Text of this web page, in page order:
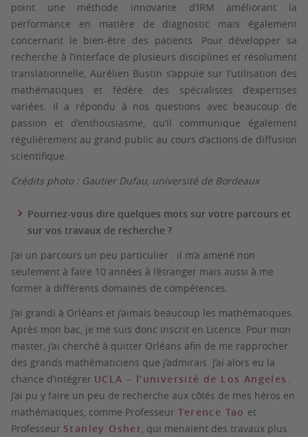
point une méthode innovante d’IRM améliorant la
performance en matière de diagnostic mais également
concernant le bien-être des patients. Pour développer sa
recherche à l’interface de plusieurs disciplines et résolument
translationnelle, Aurélien Bustin s’appuie sur l’utilisation des
mathématiques et fédère des spécialistes d’expertises
variées. Il a répondu à nos questions avec beaucoup de
passion et d’enthousiasme, qu’il communique également
régulièrement au grand public au cours d’actions de diffusion
scientifique.
Crédits photo : Gautier Dufau, université de Bordeaux
Pourriez-vous dire quelques mots sur votre parcours et
sur vos travaux de recherche ?
J’ai un parcours un peu particulier : il m’a amené non
seulement à faire 10 années à l’étranger mais aussi à me
former à différents domaines de compétences.
J’ai grandi à Orléans et j’aimais beaucoup les mathématiques.
Après mon bac, je me suis donc inscrit en Licence. Pour mon
master, j’ai cherché à quitter Orléans afin de me rapprocher
des grands mathématiciens que j’admirais. J’ai alors eu la
chance d’intégrer UCLA – l’université de Los Angeles .
J’ai pu y faire un peu de recherche aux côtés de mes héros en
mathématiques, comme Professeur Terence Tao et
Professeur Stanley Osher, qui menaient des travaux plus